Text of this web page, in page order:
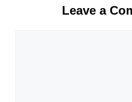
Leave a